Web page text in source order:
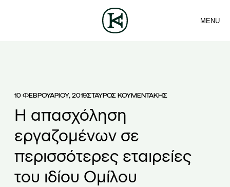
ΕΠΙΚΟΙΝΩΝΙΑ
MENU
10 ΦΕΒΡΟΥΑΡΙΟΥ, 2019ΣΤΑΥΡΟΣ ΚΟΥΜΕΝΤΑΚΗΣ
Η απασχόληση
εργαζομένων σε
περισσότερες εταιρείες
του ιδίου Ομίλου